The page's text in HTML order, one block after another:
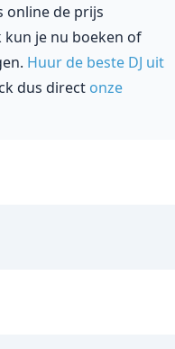
online de prijs
je nu boeken of
Huur de beste DJ uit
dus direct onze